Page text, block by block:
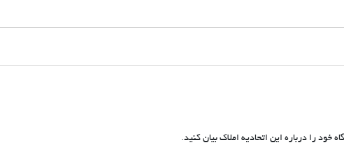
خود را درباره این اتحادیه املاک بیان کنید.